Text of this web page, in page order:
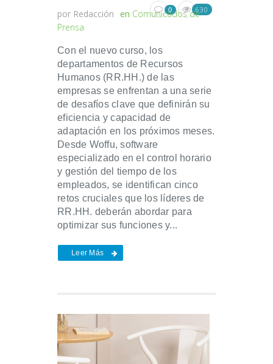
por Redacción en Comunicados de
Prensa
0 630
Con el nuevo curso, los
departamentos de Recursos
Humanos (RR.HH.) de las
empresas se enfrentan a una serie
de desafíos clave que definirán su
eficiencia y capacidad de
adaptación en los próximos meses.
Desde Woffu, software
especializado en el control horario
y gestión del tiempo de los
empleados, se identifican cinco
retos cruciales que los líderes de
RR.HH. deberán abordar para
optimizar sus funciones y...
Leer Más